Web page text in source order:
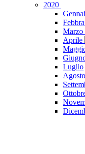
2020
Marzo
Aprile
Luglio
Agosto